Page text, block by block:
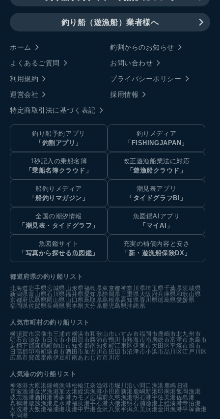
釣り船（遊漁船）業者様へ
ホーム
釣割からのお知らせ
よくあるご質問
お問い合わせ
利用規約
プライバシーポリシー
運営会社
採用情報
特定商取引法に基づく表記
釣り船予約アプリ
「釣割アプリ」
釣りメディア
「FISHINGJAPAN」
1秒記入の乗船名簿
「乗船名簿クラウド」
改正遊漁船業法に対応
「遊漁船クラウド」
船釣りメディア
「船釣りマガジン」
潮見表アプリ
「タイドグラフBI」
全国の潮汐情報
「潮見表・タイドグラフ」
魚図鑑AIアプリ
「マイAI」
魚図鑑サイト
「写真から探せる魚図鑑」
充実の補償内容と安さ
「新・遊漁船保険DX」
都道府県の釣り船リスト
北海道岩手県宮城県山形県福島県東京都神奈川県埼玉県千葉県茨城県
新潟県富山県石川県福井県愛知県静岡県三重県大阪府兵庫県和歌山県
京都府広島県岡山県山口県鳥取県島根県高知県香川県徳島県愛媛県
福岡県佐賀県長崎県熊本県大分県鹿児島県沖縄県
人気市町村の釣り船リスト
横須賀市宗像市三浦市横浜市和歌山市いすみ市福岡市鹿嶋市北九州市
明石市淡路市 日立市小田原市勝浦市鴨川市熱海市南房総市富津市糸島市
足柄下郡真鶴町館山市知多郡南知多町江東区伊東市大田区平塚市旭市
日高郡印南町鎌倉市酒田市加古川市 田辺市沼津市小浜市品川区江戸川区
広島市賀茂郡南伊豆町南あわじ市市川市
人気港の釣り船リスト
神湊港 大原港鐘崎漁港松輪江奈漁港市堀川沿い 間口漁港 鹿嶋旧港
育波漁港金沢漁港加太港姪浜漁港小田原新港 鹿嶋新港印南港飯岡漁港
岐志漁港酒田港博多港カモメ広場前久慈漁港 明石港宇佐美港佐島港
真鶴港 腰越漁港 走水港福良港手石港 大磯港明石浦漁港 上総湊港寺泊港
大洗港 大飯港福浦港境港中野港金沢八景平潟久美浜港金田漁港平塚新港
平潟港